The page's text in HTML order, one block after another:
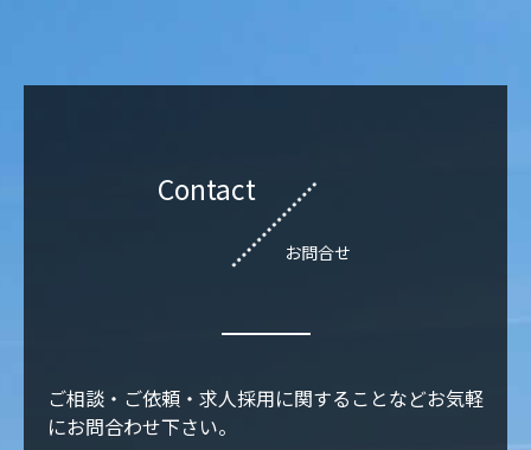
Contact
お問合せ
ご相談・ご依頼・求人採用に関することなどお気軽
にお問合わせ下さい。